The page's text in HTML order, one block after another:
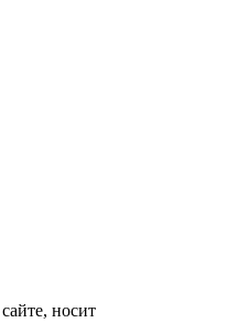
носит